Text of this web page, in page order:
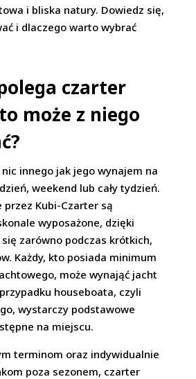
i bliska natury. Dowiedz się,
i dlaczego warto wybrać
czarter
może z niego
innego jak jego wynajem na
weekend lub cały tydzień.
przez Kubi-Czarter są
wyposażone, dzięki
zarówno podczas krótkich,
Każdy, kto posiada minimum
może wynająć jacht
houseboata, czyli
wystarczy podstawowe
na miejscu.
terminom oraz indywidualnie
poza sezonem, czarter